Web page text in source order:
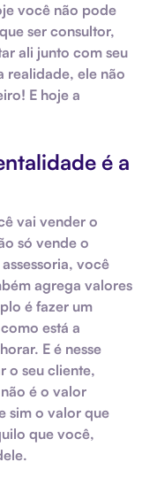
você não pode
ser consultor,
ali junto com seu
realidade, ele não
E hoje a
é a
vai vender o
só vende o
você
agrega valores
é fazer um
está a
E é nesse
o seu cliente,
é o valor
sim o valor que
que você,